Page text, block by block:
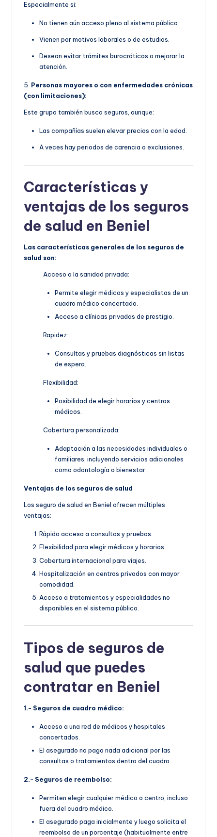
Especialmente si:
No tienen aún acceso pleno al sistema público.
Vienen por motivos laborales o de estudios.
Desean evitar trámites burocráticos o mejorar la
atención.
5. Personas mayores o con enfermedades crónicas
(con limitaciones):
Este grupo también busca seguros, aunque:
Las compañías suelen elevar precios con la edad.
A veces hay periodos de carencia o exclusiones.
Características y
ventajas de los seguros
de salud en Beniel
Las características generales de los seguros de
salud son:
Acceso a la sanidad privada:
Permite elegir médicos y especialistas de un
cuadro médico concertado.
Acceso a clínicas privadas de prestigio.
Rapidez:
Consultas y pruebas diagnósticas sin listas
de espera.
Flexibilidad:
Posibilidad de elegir horarios y centros
médicos.
Cobertura personalizada:
Adaptación a las necesidades individuales o
familiares, incluyendo servicios adicionales
como odontología o bienestar.
Ventajas de los seguros de salud
Los seguro de salud en Beniel ofrecen múltiples
ventajas:
Rápido acceso a consultas y pruebas.
Flexibilidad para elegir médicos y horarios.
Cobertura internacional para viajes.
Hospitalización en centros privados con mayor
comodidad.
Acceso a tratamientos y especialidades no
disponibles en el sistema público.
Tipos de seguros de
salud que puedes
contratar en Beniel
1.- Seguros de cuadro médico:
Acceso a una red de médicos y hospitales
concertados.
El asegurado no paga nada adicional por las
consultas o tratamientos dentro del cuadro.
2.- Seguros de reembolso:
Permiten elegir cualquier médico o centro, incluso
fuera del cuadro médico.
El asegurado paga inicialmente y luego solicita el
reembolso de un porcentaje (habitualmente entre